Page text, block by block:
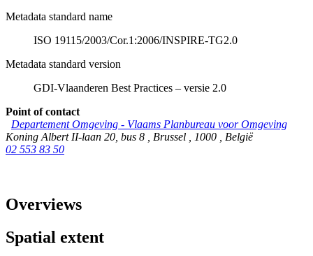
Metadata standard name
ISO 19115/2003/Cor.1:2006/INSPIRE-TG2.0
Metadata standard version
GDI-Vlaanderen Best Practices – versie 2.0
Point of contact
Departement Omgeving - Vlaams Planbureau voor Omgeving
Koning Albert II-laan 20, bus 8
Brussel 1000
België
02 553 83 50
Overviews
Spatial extent